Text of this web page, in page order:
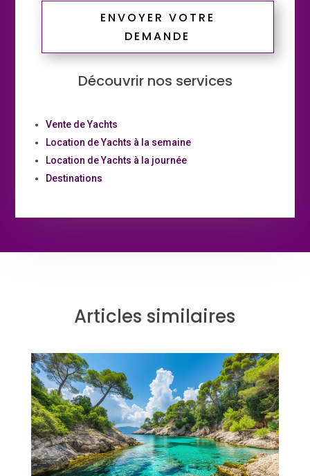
ENVOYER VOTRE
DEMANDE
Découvrir nos services
Vente de Yachts
Location de Yachts à la semaine
Location de Yachts à la journée
Destinations
Articles similaires